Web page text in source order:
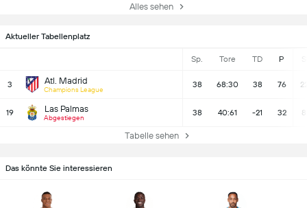
Aktueller Tabellenplatz
Sp. Tore TD P
3 Atl. Madrid
Champions League
38 68:30 38 76
19 Las Palmas
Abgestiegen
38 40:61 -21 32 8
Tabelle sehen
Alles sehen
Das könnte Sie interessieren